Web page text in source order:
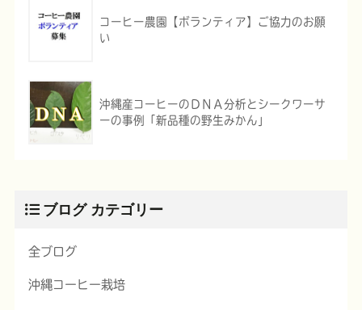
コーヒー農園【ボランティア】ご協力のお願
い
沖縄産コーヒーのＤＮＡ分析とシークワーサ
ーの事例「新品種の野生みかん」
ブログ カテゴリー
全ブログ
沖縄コーヒー栽培